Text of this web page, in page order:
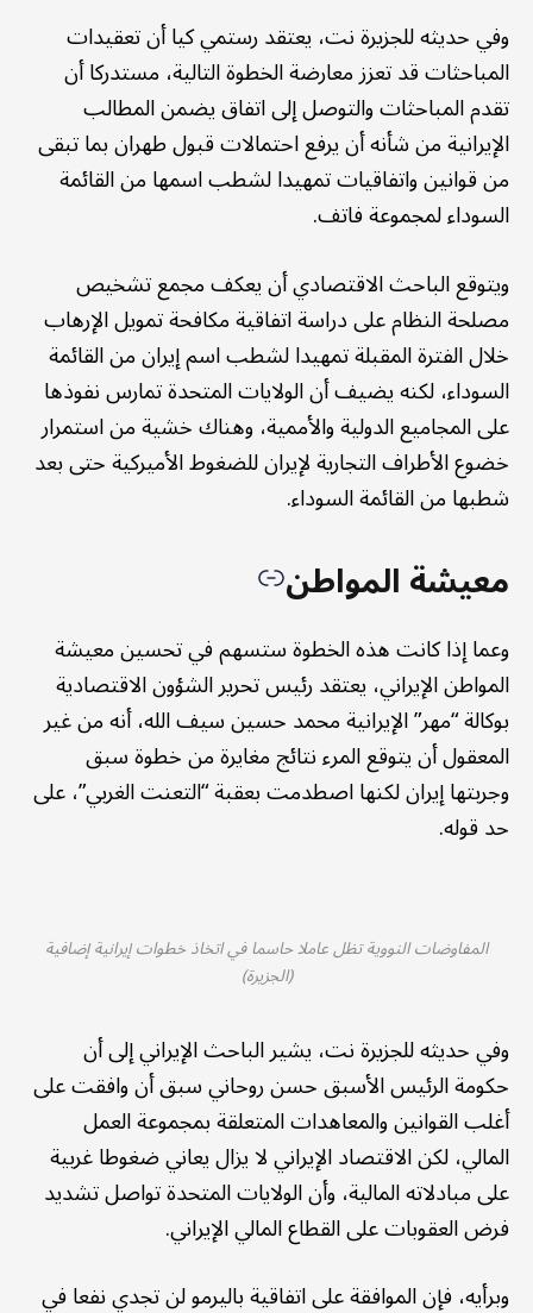
وفي حديثه للجزيرة نت، يعتقد رستمي كيا أن تعقيدات
المباحثات قد تعزز معارضة الخطوة التالية، مستدركا أن
تقدم المباحثات والتوصل إلى اتفاق يضمن المطالب
الإيرانية من شأنه أن يرفع احتمالات قبول طهران بما تبقى
من قوانين واتفاقيات تمهيدا لشطب اسمها من القائمة
السوداء لمجموعة فاتف.
ويتوقع الباحث الاقتصادي أن يعكف مجمع تشخيص
مصلحة النظام على دراسة اتفاقية مكافحة تمويل الإرهاب
خلال الفترة المقبلة تمهيدا لشطب اسم إيران من القائمة
السوداء، لكنه يضيف أن الولايات المتحدة تمارس نفوذها
على المجاميع الدولية والأممية، وهناك خشية من استمرار
خضوع الأطراف التجارية لإيران للضغوط الأميركية حتى بعد
شطبها من القائمة السوداء.
معيشة المواطن
وعما إذا كانت هذه الخطوة ستسهم في تحسين معيشة
المواطن الإيراني، يعتقد رئيس تحرير الشؤون الاقتصادية
بوكالة “مهر” الإيرانية محمد حسين سيف الله، أنه من غير
المعقول أن يتوقع المرء نتائج مغايرة من خطوة سبق
وجربتها إيران لكنها اصطدمت بعقبة “التعنت الغربي”، على
حد قوله.
المفاوضات النووية تظل عاملا حاسما في اتخاذ خطوات إيرانية إضافية
(الجزيرة)
وفي حديثه للجزيرة نت، يشير الباحث الإيراني إلى أن
حكومة الرئيس الأسبق حسن روحاني سبق أن وافقت على
أغلب القوانين والمعاهدات المتعلقة بمجموعة العمل
المالي، لكن الاقتصاد الإيراني لا يزال يعاني ضغوطا غربية
على مبادلاته المالية، وأن الولايات المتحدة تواصل تشديد
فرض العقوبات على القطاع المالي الإيراني.
وبرأيه، فإن الموافقة على اتفاقية باليرمو لن تجدي نفعا في